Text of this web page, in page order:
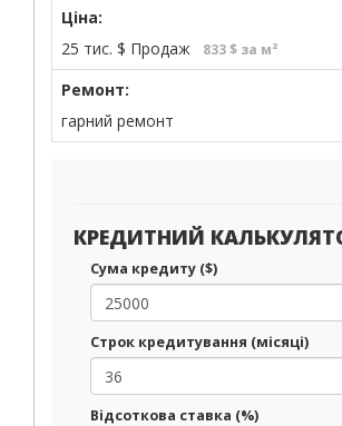
Ціна:
25 тис. $ Продаж 833 $ за м²
Ремонт:
гарний ремонт
КРЕДИТНИЙ
Сума кредиту ($)
Строк кредитування (місяці)
Відсоткова ставка (%)